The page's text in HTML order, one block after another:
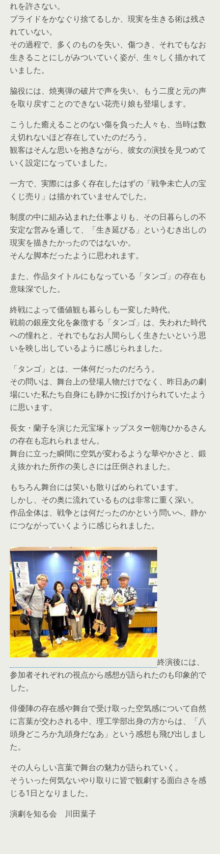
れを許さない。
プライドをかなぐり捨てるしか、現実を生きる術は残さ
れていない。
その過程で、多くのものを失い、傷つき、それでもなお
生きることにしがみついていく姿が、生々しく描かれて
いました。
脇役には、焼夷弾の破片で声を失い、もう二度と元の声
を取り戻すことのできない花売り娘も登場します。
こうした癒えることのない傷を負った人々も、当時は数
え切れないほど存在していたのだろう。
観客はそんな思いを抱きながら、彼女の演技を見つめて
いく設定になっていました。
一方で、実際には多く存在したはずの「戦争未亡人の宝
くじ売り」 は描かれていませんでした。
制度の中に組み込まれた仕事よりも、その日暮らしの不
安定な営みを通して、「生き延びる」というむき出しの
現実を描きたかったのではないか。
そんな脚本だったように思われます。
また、作品タイトルにもなっている「タンゴ」の存在も
意味深でした。
終戦によって価値観も暮らしも一変した時代。
戦前の銀座文化を象徴する「タンゴ」は、失われた時代
への憧れと 、それでもなお人間らしく生きたいという思
いを映し出しているよ うに感じられました。
「タンゴ」とは、一体何だったのだろう。
その問いは、舞台上の登場人物だけでなく、昨日あの劇
場にいた私たち自身にも静かに投げかけられていたよう
に思います。
長女・蘭子を演じた元宝塚トップスター朝海ひかるさん
の存在も忘れられません。
舞台に立った瞬間に空気が変わるような華やかさと、鍛
え抜かれた所作の美しさには圧倒されました。
もちろん舞台には笑いも散りばめられています。
しかし、その奥に流れているものは非常に重く深い。
作品全体は、戦争とは何だったのかという問いへ、静か
につながっていくように感じられました。
終演後には、
参加者それぞれの視点から感想が語られたのも印象的で
した。
俳優陣の存在感や舞台で受け取った空気感について自然
に言葉が交わされる中、理工学部出身の方からは、「八
頭身どころか九頭身だなあ」という感想も飛び出しまし
た。
その人らしい言葉で舞台の魅力が語られていく。
そういった何気ないやり取りに皆で観劇する面白さを感
じる1日となりました。
演劇を知る会 川田葉子